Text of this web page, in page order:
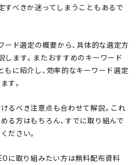
すべきか迷ってしまうこともあるで
ード選定の概要から、具体的な選定方
します。またおすすめのキーワード
もに紹介し、効率的なキーワード選定
す。
るべき注意点も合わせて解説。これ
る方はもちろん、すでに取り組んで
ださい。
に取り組みたい方は無料配布資料